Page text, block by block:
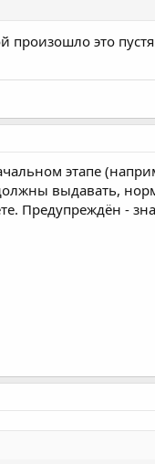
произошло это
этапе
выдавать,
Предупреждён -